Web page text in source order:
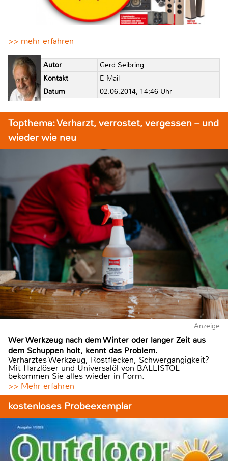
>> mehr erfahren
Autor
Gerd Seibring
Kontakt
E-Mail
Datum
02.06.2014, 14:46 Uhr
Topthema: Verharzt, verrostet, vergessen – und
wieder wie neu
Anzeige
Wer Werkzeug nach dem Winter oder langer Zeit aus
dem Schuppen holt, kennt das Problem.
Verharztes Werkzeug, Rostflecken, Schwergängigkeit?
Mit Harzlöser und Universalöl von BALLISTOL
bekommen Sie alles wieder in Form.
>> Mehr erfahren
kostenloses Probeexemplar